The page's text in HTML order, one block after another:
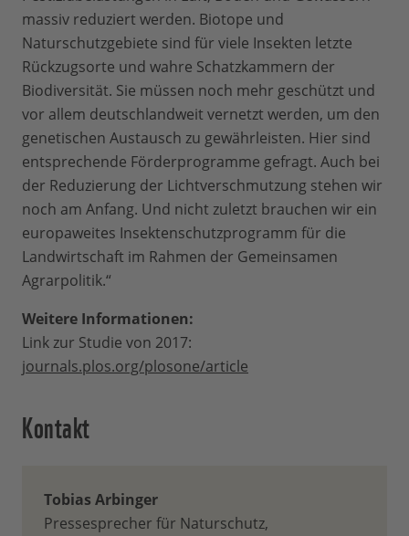
massiv reduziert werden. Biotope und
Naturschutzgebiete sind für viele Insekten letzte
Rückzugsorte und wahre Schatzkammern der
Biodiversität. Sie müssen noch mehr geschützt und
vor allem deutschlandweit vernetzt werden, um den
genetischen Austausch zu gewährleisten. Hier sind
entsprechende Förderprogramme gefragt. Auch bei
der Reduzierung der Lichtverschmutzung stehen wir
noch am Anfang. Und nicht zuletzt brauchen wir ein
europaweites Insektenschutzprogramm für die
Landwirtschaft im Rahmen der Gemeinsamen
Agrarpolitik.“
Weitere Informationen:
Link zur Studie von 2017:
journals.plos.org/plosone/article
Kontakt
Tobias Arbinger
Pressesprecher für Naturschutz,